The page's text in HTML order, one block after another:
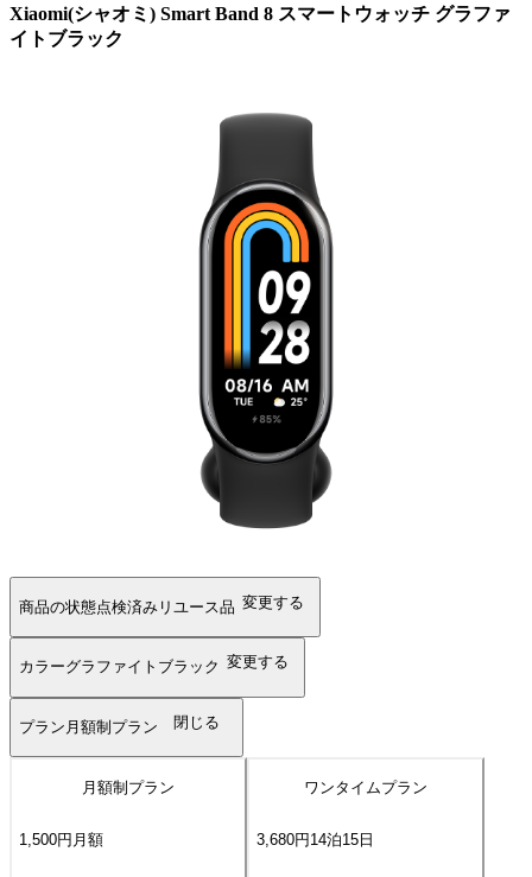
Xiaomi(シャオミ) Smart Band 8 スマートウォッチ グラファ
イトブラック
商品の状態点検済みリユース品 変更する
カラーグラファイトブラック 変更する
プラン 月額制プラン 閉じる
月額制プラン
1,500円 月額
ワンタイムプラン
3,680円 14泊15 日